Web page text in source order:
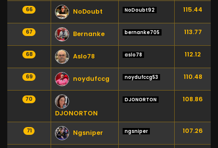
66 NoDoubt NoDoubt92 115.44
67 Bernanke bernanke705 113.77
68 Aslo78 aslo78 112.12
69 noydufccg noydufccg53 110.48
70
DJONORTON
DJONORTON 108.86
71 Ngsniper ngsniper 107.26